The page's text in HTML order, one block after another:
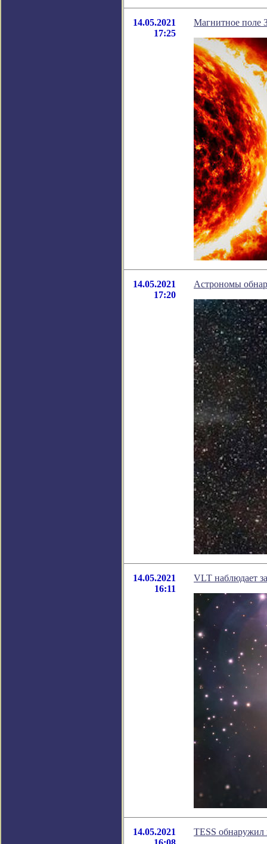
14.05.2021
17:25
Магнитное поле
14.05.2021
17:20
Астрономы
14.05.2021
16:11
VLT наблюдает
14.05.2021
TESS обнаружил